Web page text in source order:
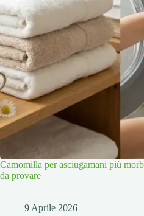
Camomilla per asciugamani più
da provare
9 Aprile 2026